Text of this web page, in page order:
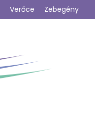
Verőce Zebegény